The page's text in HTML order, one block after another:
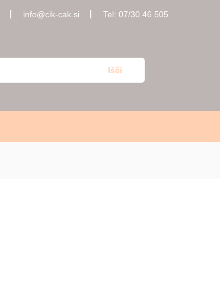
info@cik-cak.si Tel: 07/30 46 505
Išči